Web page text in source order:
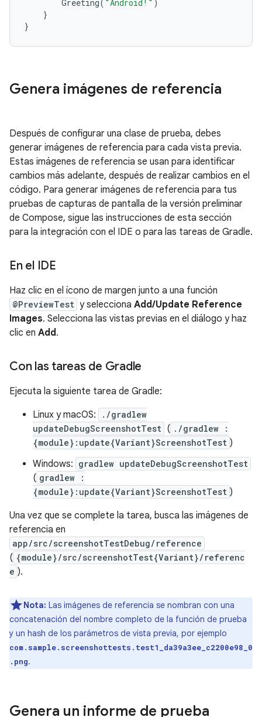
Greeting( "Android!" )
}
}
Genera imágenes de referencia
Después de configurar una clase de prueba, debes
generar imágenes de referencia para cada vista previa.
Estas imágenes de referencia se usan para identificar
cambios más adelante, después de realizar cambios en el
código. Para generar imágenes de referencia para tus
pruebas de capturas de pantalla de la versión preliminar
de Compose, sigue las instrucciones de esta sección
para la integración con el IDE o para las tareas de Gradle.
En el IDE
Haz clic en el ícono de margen junto a una función
@PreviewTest y selecciona Add/Update Reference
Images. Selecciona las vistas previas en el diálogo y haz
clic en Add.
Con las tareas de Gradle
Ejecuta la siguiente tarea de Gradle:
Linux y macOS:
./gradlew
updateDebugScreenshotTest ( ./gradlew :
{module}:update{Variant}ScreenshotTest )
Windows: gradlew updateDebugScreenshotTest
( gradlew :
{module}:update{Variant}ScreenshotTest )
Una vez que se complete la tarea, busca las imágenes de
referencia en
app/src/screenshotTestDebug/reference
( {module}/src/screenshotTest{Variant}/referenc
e ).
Nota: Las imágenes de referencia se nombran con una
concatenación del nombre completo de la función de prueba
y un hash de los parámetros de vista previa, por ejemplo
com.sample.screenshottests.test1_da39a3ee_c2200e98_0
.png.
Genera un informe de prueba